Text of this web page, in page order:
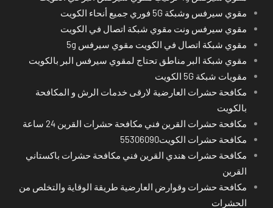
مقوي سيرفس وشبكة 5G فوري جميع أنحاء الكويت
مقوي سيرفس ونت مقوي شبكة اتصال في الكويت
مقوي شبكة اتصال في الكويت مقوي سيرفس 5g
مقوي شبكة البر مناطق تحتاج لمقوي سيرفس البر بالكويت
مقويات شبكة 5G الكويت
مكافحة حشرات العارضية لارقى خدمات الرش و المكافحة
بالكويت
مكافحة حشرات القرين فني مكافحة حشرات القرين 24 ساعة
مكافحة حشرات الكويت55306090
مكافحة حشرات هندي القرين فني مكافحة حشرات باكستاني
القرين
مكافحة حشرات وقوارض العارضية طريقة الوقاية والتخلص من
الحشرات